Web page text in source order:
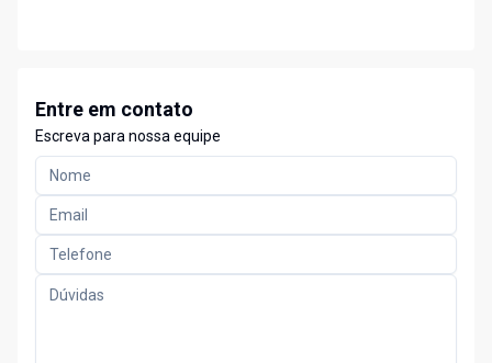
Entre em contato
Escreva para nossa equipe